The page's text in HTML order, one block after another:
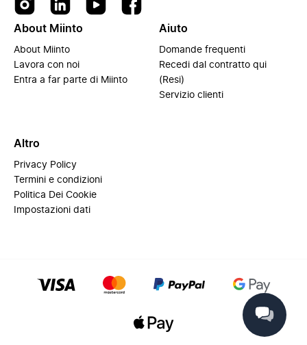
About Miinto
About Miinto
Lavora con noi
Entra a far parte di Miinto
Aiuto
Domande frequenti
Recedi dal contratto qui
(Resi)
Servizio clienti
Altro
Privacy Policy
Termini e condizioni
Politica Dei Cookie
Impostazioni dati